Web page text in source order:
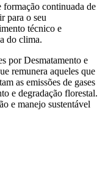
formação continuada de
para o seu
técnico e
do clima.
por Desmatamento e
remunera aqueles que
as emissões de gases
e degradação florestal.
e manejo sustentável